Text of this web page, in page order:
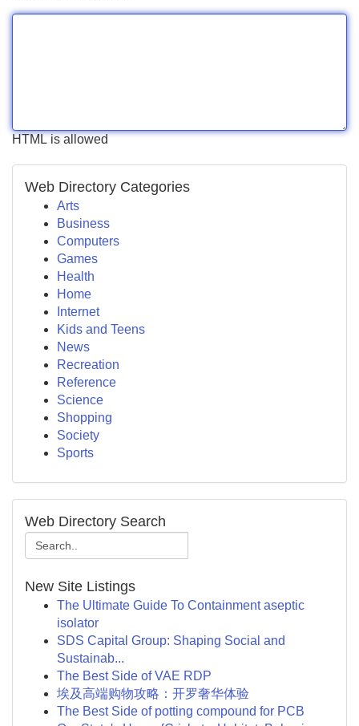
HTML is allowed
Web Directory Categories
Arts
Business
Computers
Games
Health
Home
Internet
Kids and Teens
News
Recreation
Reference
Science
Shopping
Society
Sports
Web Directory Search
New Site Listings
The Ultimate Guide To Containment aseptic
isolator
SDS Capital Group: Shaping Social and
Sustainab...
The Best Side of VAE RDP
埃及高端购物攻略：开罗奢华体验
The Best Side of potting compound for PCB